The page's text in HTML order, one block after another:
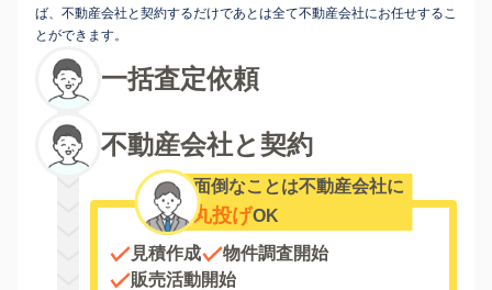
ば、不動産会社と契約するだけであとは全て不動産会社にお任せするこ
とができます。
一括査定依頼
不動産会社と契約
面倒なことは不動産会社に
丸投げOK
見積作成
物件調査開始
販売活動開始